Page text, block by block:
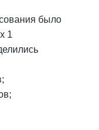
было
1